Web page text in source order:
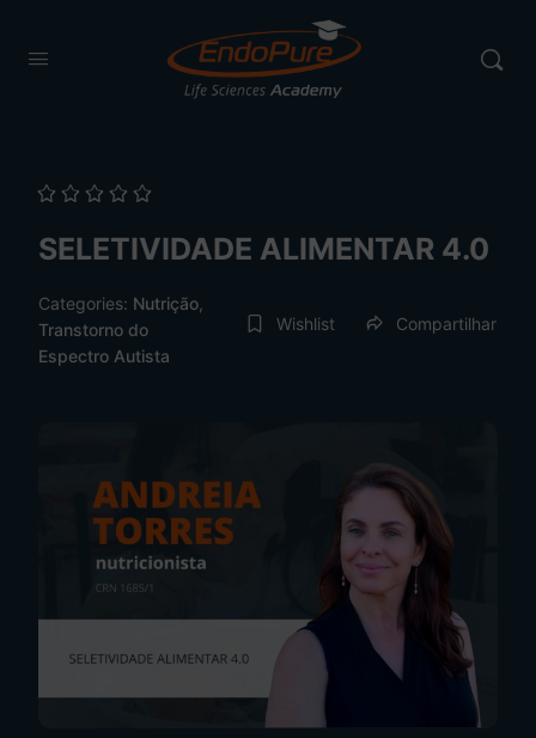
SELETIVIDADE ALIMENTAR 4.0
Categories: Nutrição
Transtorno do
Espectro Autista
Wishlist Compartilhar